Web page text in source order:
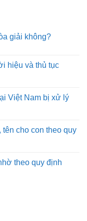
giải không?
hiệu và thủ tục
Việt Nam bị xử lý
cho con theo quy
theo quy định